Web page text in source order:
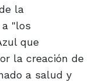
la
"los
que
la creación de
a salud y